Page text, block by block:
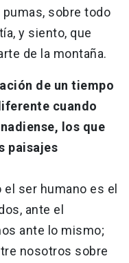
sobre todo
y siento, que
de la montaña.
de un tiempo
cuando
los que
paisajes
ser humano es el
ante el
ante lo mismo;
nosotros sobre